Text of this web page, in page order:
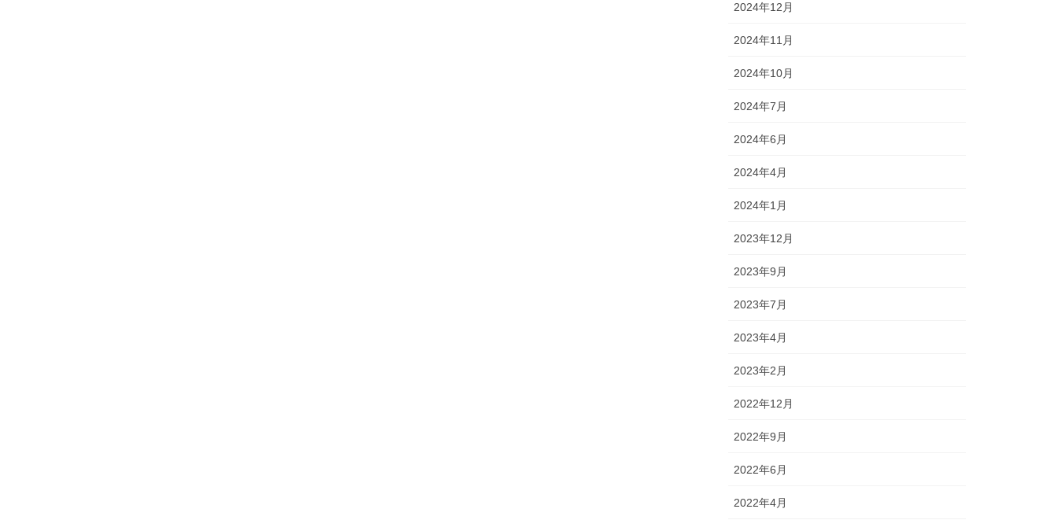
2024年12月
2024年11月
2024年10月
2024年7月
2024年6月
2024年4月
2024年1月
2023年12月
2023年9月
2023年7月
2023年4月
2023年2月
2022年12月
2022年9月
2022年6月
2022年4月